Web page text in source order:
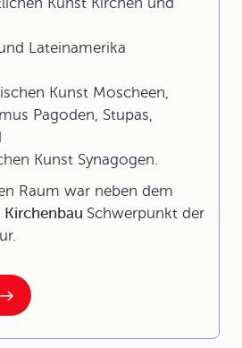
Lateinamerika
Kunst Moscheen,
Pagoden, Stupas,
Kunst Synagogen.
Raum war neben dem
Kirchenbau Schwerpunkt der